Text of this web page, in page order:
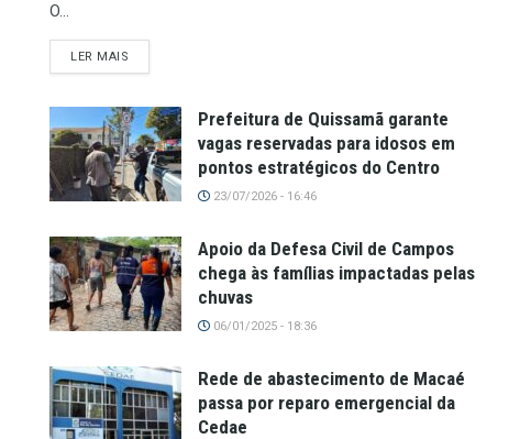
O...
LER MAIS
Prefeitura de Quissamã garante
vagas reservadas para idosos em
pontos estratégicos do Centro
23/07/2026 - 16:46
Apoio da Defesa Civil de Campos
chega às famílias impactadas pelas
chuvas
06/01/2025 - 18:36
Rede de abastecimento de Macaé
passa por reparo emergencial da
Cedae